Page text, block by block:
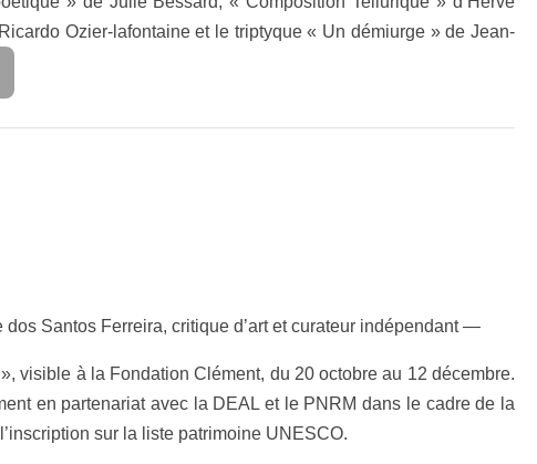
Ozier-lafontaine et le triptyque « Un démiurge » de Jean-
Santos Ferreira, critique d’art et curateur indépendant —
visible à la Fondation Clément, du 20 octobre au 12 décembre.
en partenariat avec la DEAL et le PNRM dans le cadre de la
sur la liste patrimoine UNESCO.